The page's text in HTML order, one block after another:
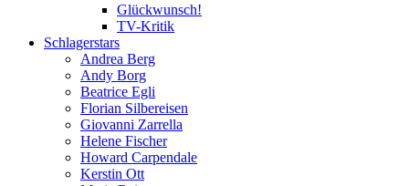
Glückwunsch!
TV-Kritik
Schlagerstars
Andrea Berg
Andy Borg
Beatrice Egli
Florian Silbereisen
Giovanni Zarrella
Helene Fischer
Howard Carpendale
Kerstin Ott